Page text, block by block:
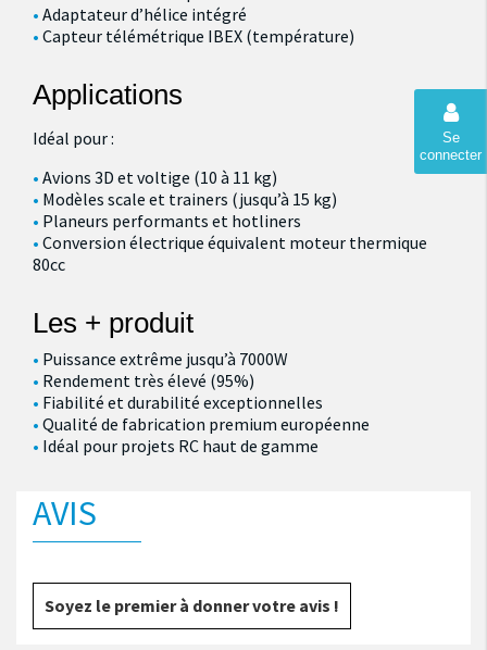
Se
connecter
Adaptateur d’hélice intégré
Capteur télémétrique IBEX (température)
Applications
Idéal pour :
Avions 3D et voltige (10 à 11 kg)
Modèles scale et trainers (jusqu’à 15 kg)
Planeurs performants et hotliners
Conversion électrique équivalent moteur thermique
80cc
Les + produit
Puissance extrême jusqu’à 7000W
Rendement très élevé (95%)
Fiabilité et durabilité exceptionnelles
Qualité de fabrication premium européenne
Idéal pour projets RC haut de gamme
AVIS
Soyez le premier à donner votre avis !